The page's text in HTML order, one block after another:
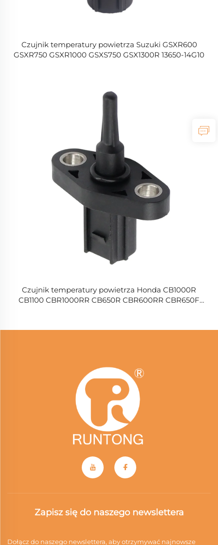
Czujnik temperatury powietrza Suzuki GSXR600
GSXR750 GSXR1000 GSXS750 GSX1300R 13650-14G10
Czujnik temperatury powietrza Honda CB1000R
CB1100 CBR1000RR CB650R CBR600RR CBR650F
Zapisz się do naszego newslettera
Dołącz do naszego newslettera, aby otrzymywać najnowsze